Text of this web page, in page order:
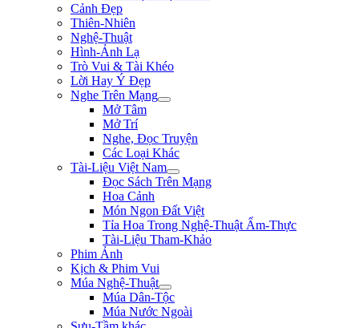
Cảnh Đẹp
Thiên-Nhiên
Nghệ-Thuật
Hình-Ảnh Lạ
Trò Vui & Tài Khéo
Lời Hay Ý Đẹp
Nghe Trên Mạng
Mở Tâm
Mở Trí
Nghe, Đọc Truyện
Các Loại Khác
Tài-Liệu Việt Nam
Đọc Sách Trên Mạng
Hoa Cảnh
Món Ngon Đất Việt
Tỉa Hoa Trong Nghệ-Thuật Ẩm-Thực
Tài-Liệu Tham-Khảo
Phim Ảnh
Kịch & Phim Vui
Múa Nghệ-Thuật
Múa Dân-Tộc
Múa Nước Ngoài